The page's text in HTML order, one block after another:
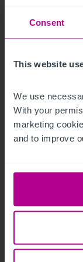
Consent
This website
We use
With your
marketing
and to improve
9/3/2023
Hotelmarkt
Publikationen